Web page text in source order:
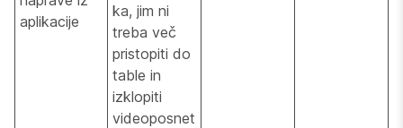
aplikacije
ka, jim ni
treba več
pristopiti do
table in
izklopiti
videoposnet